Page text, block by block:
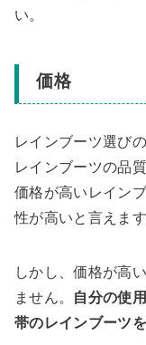
い。
価格
レインブーツ選び
レインブーツの品
価格が高いレイン
性が高いと言えます
しかし、価格が高
ません。
自分の使
帯のレインブーツ